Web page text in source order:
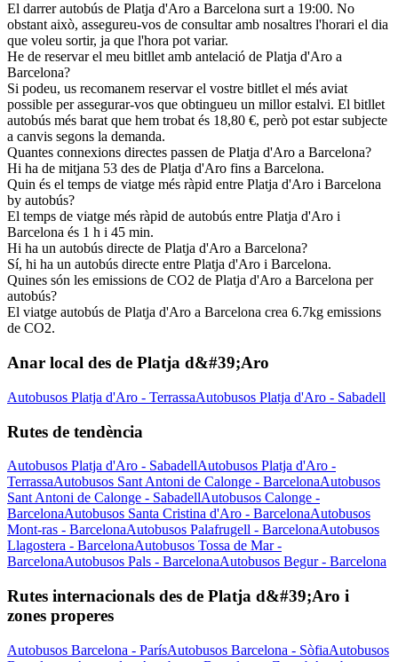
El darrer autobús de Platja d'Aro a Barcelona surt a 19:00. No
obstant això, assegureu-vos de consultar amb nosaltres l'horari el dia
que voleu sortir, ja que l'hora pot variar.
He de reservar el meu bitllet amb antelació de Platja d'Aro a
Barcelona?
Si podeu, us recomanem reservar el vostre bitllet el més aviat
possible per assegurar-vos que obtingueu un millor estalvi. El bitllet
autobús més barat que hem trobat és 18,80 €, però pot estar subjecte
a canvis segons la demanda.
Quantes connexions directes passen de Platja d'Aro a Barcelona?
Hi ha de mitjana 53 des de Platja d'Aro fins a Barcelona.
Quin és el temps de viatge més ràpid entre Platja d'Aro i Barcelona
by autobús?
El temps de viatge més ràpid de autobús entre Platja d'Aro i
Barcelona és 1 h i 45 min.
Hi ha un autobús directe de Platja d'Aro a Barcelona?
Sí, hi ha un autobús directe entre Platja d'Aro i Barcelona.
Quines són les emissions de CO2 de Platja d'Aro a Barcelona per
autobús?
El viatge autobús de Platja d'Aro a Barcelona crea 6.7kg emissions
de CO2.
Anar local des de Platja d&#39;Aro
Autobusos Platja d'Aro - TerrassaAutobusos Platja d'Aro - Sabadell
Rutes de tendència
Autobusos Platja d'Aro - SabadellAutobusos Platja d'Aro -
TerrassaAutobusos Sant Antoni de Calonge - BarcelonaAutobusos
Sant Antoni de Calonge - SabadellAutobusos Calonge -
BarcelonaAutobusos Santa Cristina d'Aro - BarcelonaAutobusos
Mont-ras - BarcelonaAutobusos Palafrugell - BarcelonaAutobusos
Llagostera - BarcelonaAutobusos Tossa de Mar -
BarcelonaAutobusos Pals - BarcelonaAutobusos Begur - Barcelona
Rutes internacionals des de Platja d&#39;Aro i
zones properes
Autobusos Barcelona - ParísAutobusos Barcelona - SòfiaAutobusos